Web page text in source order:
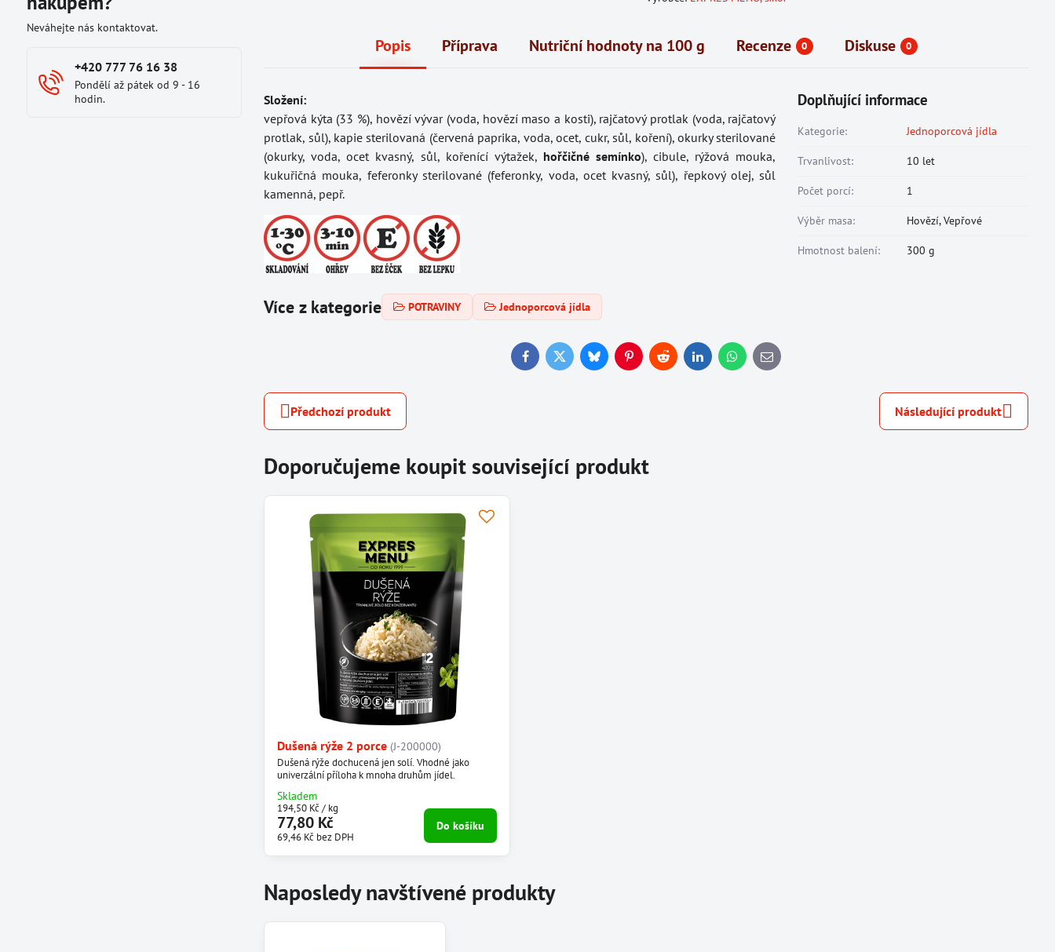
Popis Příprava Nutriční hodnoty na 100 g Recenze 0 Diskuse 0
Složení:
vepřová kýta (33 %), hovězí vývar (voda, hovězí maso a kosti), rajčatový protlak (voda, rajčatový
protlak, sůl), kapie sterilovaná (červená paprika, voda, ocet, cukr, sůl, koření), okurky sterilované
(okurky, voda, ocet kvasný, sůl, kořenící výtažek, hořčičné semínko), cibule, rýžová mouka,
kukuřičná mouka, feferonky sterilované (feferonky, voda, ocet kvasný, sůl), řepkový olej, sůl
kamenná, pepř.
Více z kategorie POTRAVINY Jednoporcová jídla
Doplňující informace
Kategorie: Jednoporcová jídla
Trvanlivost: 10 let
Počet porcí: 1
Výběr masa: Hovězí, Vepřové
Hmotnost balení: 300 g
FacebookTwitterBlueskyPinterestRedditLinkedInWhatsApp
E-
mail
Předchozí produkt Následující produkt
Doporučujeme koupit související produkt
Dušená rýže 2 porce (J-200000)
Dušená rýže dochucená jen solí. Vhodné jako
univerzální příloha k mnoha druhům jídel.
Skladem
77,80 Kč
69,46 Kč bez DPH
194,50 Kč/ kg
Do košíku
Naposledy navštívené produkty
Neváhejte nás kontaktovat.
+420 777 76 16 38
Pondělí až pátek od 9 - 16
hodin.